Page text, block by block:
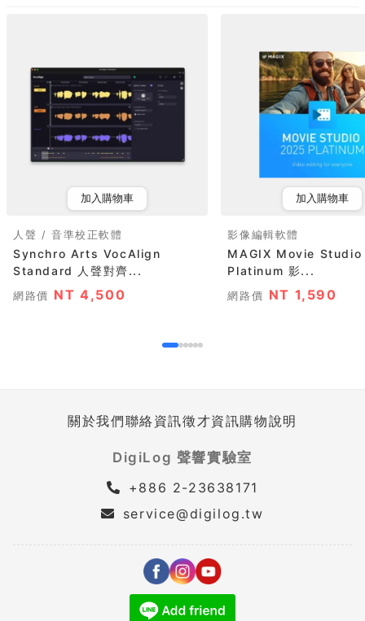
加入購物車
人聲 / 音準校正軟體
Synchro Arts VocAlign
Standard 人聲對齊...
網路價 NT 4,500
加入購物車
影像編輯軟體
MAGIX Movie Studio 2025
Platinum 影...
網路價 NT 1,590
關於我們聯絡資訊徵才資訊購物說明
DigiLog 聲響實驗室
+886 2-23638171
service@digilog.tw